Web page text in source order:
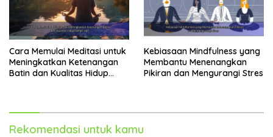
Cara Memulai Meditasi untuk
Meningkatkan Ketenangan
Batin dan Kualitas Hidup
Kebiasaan Mindfulness yang
Membantu Menenangkan
Pikiran dan Mengurangi Stres
Rekomendasi untuk kamu